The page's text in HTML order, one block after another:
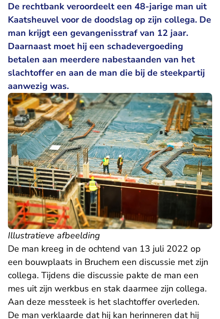
De rechtbank veroordeelt een 48-jarige man uit
Kaatsheuvel voor de doodslag op zijn collega. De
man krijgt een gevangenisstraf van 12 jaar.
Daarnaast moet hij een schadevergoeding
betalen aan meerdere nabestaanden van het
slachtoffer en aan de man die bij de steekpartij
aanwezig was.
Illustratieve afbeelding
De man kreeg in de ochtend van 13 juli 2022 op
een bouwplaats in Bruchem een discussie met zijn
collega. Tijdens die discussie pakte de man een
mes uit zijn werkbus en stak daarmee zijn collega.
Aan deze messteek is het slachtoffer overleden.
De man verklaarde dat hij kan herinneren dat hij